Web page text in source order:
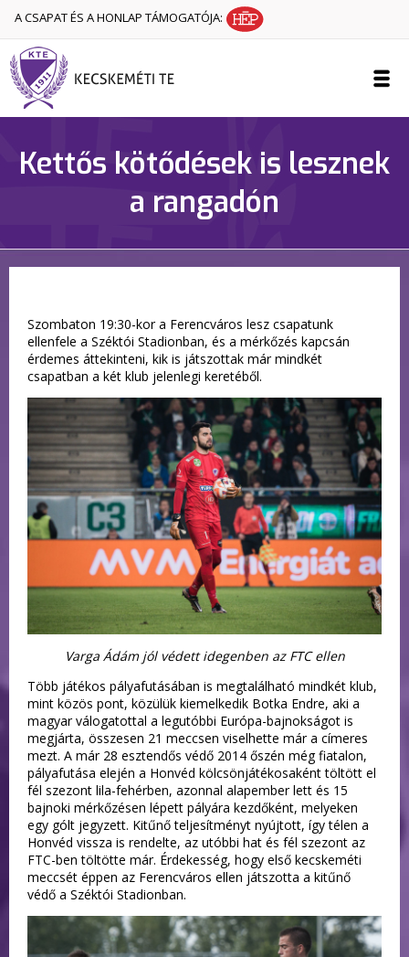
A CSAPAT ÉS A HONLAP TÁMOGATÓJA:
Kettős kötődések is lesznek
a rangadón
Szombaton 19:30-kor a Ferencváros lesz csapatunk
ellenfele a Széktói Stadionban, és a mérkőzés kapcsán
érdemes áttekinteni, kik is játszottak már mindkét
csapatban a két klub jelenlegi keretéből.
Varga Ádám jól védett idegenben az FTC ellen
Több játékos pályafutásában is megtalálható mindkét klub,
mint közös pont, közülük kiemelkedik Botka Endre, aki a
magyar válogatottal a legutóbbi Európa-bajnokságot is
megjárta, összesen 21 meccsen viselhette már a címeres
mezt. A már 28 esztendős védő 2014 őszén még fiatalon,
pályafutása elején a Honvéd kölcsönjátékosaként töltött el
fél szezont lila-fehérben, azonnal alapember lett és 15
bajnoki mérkőzésen lépett pályára kezdőként, melyeken
egy gólt jegyzett. Kitűnő teljesítményt nyújtott, így télen a
Honvéd vissza is rendelte, az utóbbi hat és fél szezont az
FTC-ben töltötte már. Érdekesség, hogy első kecskeméti
meccsét éppen az Ferencváros ellen játszotta a kitűnő
védő a Széktói Stadionban.